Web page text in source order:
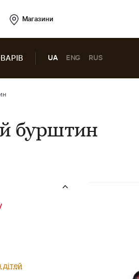
Магазини
UA ENG RUS
бурштин